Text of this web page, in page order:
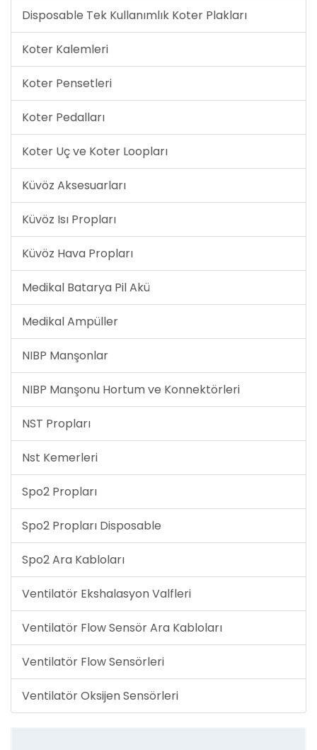
Disposable Tek Kullanımlık Koter Plakları
Koter Kalemleri
Koter Pensetleri
Koter Pedalları
Koter Uç ve Koter Loopları
Küvöz Aksesuarları
Küvöz Isı Propları
Küvöz Hava Propları
Medikal Batarya Pil Akü
Medikal Ampüller
NIBP Manşonlar
NIBP Manşonu Hortum ve Konnektörleri
NST Propları
Nst Kemerleri
Spo2 Propları
Spo2 Propları Disposable
Spo2 Ara Kabloları
Ventilatör Ekshalasyon Valfleri
Ventilatör Flow Sensör Ara Kabloları
Ventilatör Flow Sensörleri
Ventilatör Oksijen Sensörleri